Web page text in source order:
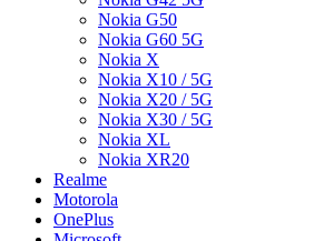
Nokia G50
Nokia G60 5G
Nokia X
Nokia X10 / 5G
Nokia X20 / 5G
Nokia X30 / 5G
Nokia XL
Nokia XR20
Realme
Motorola
OnePlus